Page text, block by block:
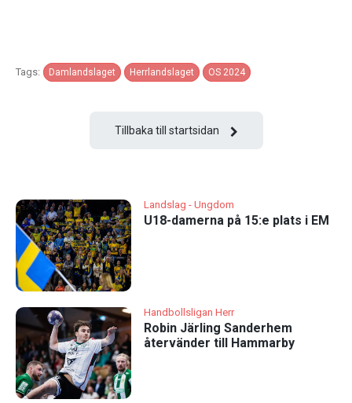
Tags: Damlandslaget Herrlandslaget OS 2024
Tillbaka till startsidan
Landslag - Ungdom
U18-damerna på 15:e plats i EM
Handbollsligan Herr
Robin Järling Sanderhem
återvänder till Hammarby